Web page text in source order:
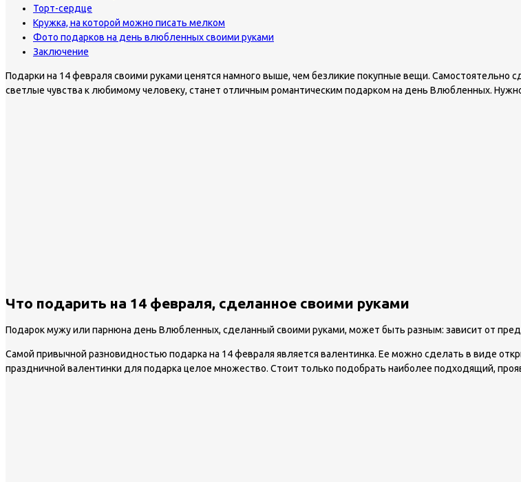
Торт-сердце
Кружка, на которой можно писать мелком
Фото подарков на день влюбленных своими руками
Заключение
Подарки на 14 февраля своими руками ценятся намного выше, чем безликие покупные вещи. Самостоятельно
светлые чувства к любимому человеку, станет отличным романтическим подарком на день Влюбленных.
Что подарить на 14 февраля, сделанное своими руками
Подарок мужу или парнюна день Влюбленных, сделанный своими руками, может быть разным: зависит от
Самой привычной разновидностью подарка на 14 февраля является валентинка. Ее можно сделать в виде
праздничной валентинки для подарка целое множество. Стоит только подобрать наиболее подходящий,